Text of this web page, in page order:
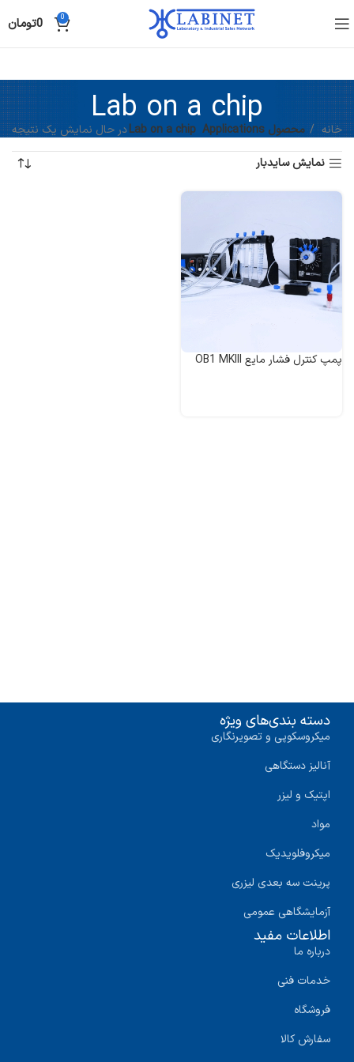
0
0تومان
Lab on a chip
خانه محصول Applications Lab on a chipدر حال نمایش یک نتیجه
نمایش سایدبار
پمپ کنترل فشار مایع OB1 MKIII
دسته بندی‌های ویژه
میکروسکوپی و تصویرنگاری
آنالیز دستگاهی
اپتیک و لیزر
مواد
میکروفلویدیک
پرینت سه‌ بعدی لیزری
آزمایشگاهی عمومی
اطلاعات مفید
درباره ما
خدمات فنی
فروشگاه
سفارش کالا